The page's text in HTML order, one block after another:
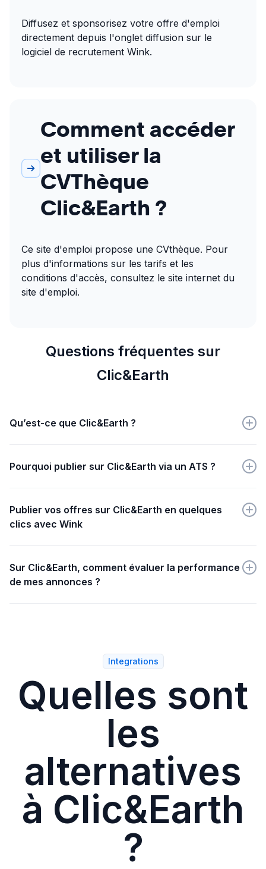
Diffusez et sponsorisez votre offre d'emploi
directement depuis l'onglet diffusion sur le
logiciel de recrutement Wink.
Comment accéder
et utiliser la
CVThèque
Clic&Earth ?
Ce site d'emploi propose une CVthèque. Pour
plus d'informations sur les tarifs et les
conditions d'accès, consultez le site internet du
site d'emploi.
Questions fréquentes sur
Clic&Earth
Qu’est-ce que Clic&Earth ?
citoyens et entreprises pour agir ensemble en faveur
Pourquoi publier sur Clic&Earth via un ATS ?
diffusion optimisée, un gain de temps et une
connexion directe avec une audience engagée pour
Publier vos offres sur Clic&Earth en quelques
clics avec Wink
de choisir Clic&Earth dans les options de sites d'emploi
proposés.
Sur Clic&Earth, comment évaluer la performance
de mes annonces ?
Integrations
Quelles sont
les
alternatives
à Clic&Earth
?